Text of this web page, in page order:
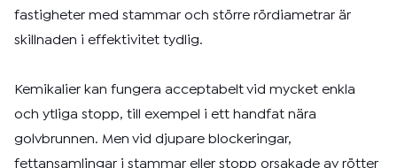
fastigheter med stammar och större rördiametrar är
skillnaden i effektivitet tydlig.
Kemikalier kan fungera acceptabelt vid mycket enkla
och ytliga stopp, till exempel i ett handfat nära
golvbrunnen. Men vid djupare blockeringar,
fettansamlingar i stammar eller stopp orsakade av rötter